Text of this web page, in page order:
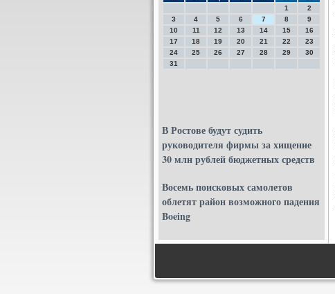
1
2
3
4 5 6 7 8
9
10
11 12 13 14 15
16
17
18 19 20 21 22
23
24
25 26 27 28 29
30
31
В Ростове будут судить
руководителя фирмы за хищение
30 млн рублей бюджетных средств
Восемь поисковых самолетов
облетят район возможного падения
Boeing